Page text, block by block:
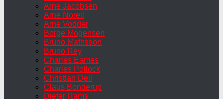
Arne Jacobsen
Arne Norell
Arne Vodder
Borge Mogensen
Bruno Mathsson
Bruno Rey
Charles Eames
Charles Pollock
Christian Dell
Claus Bonderup
Dieter Rams